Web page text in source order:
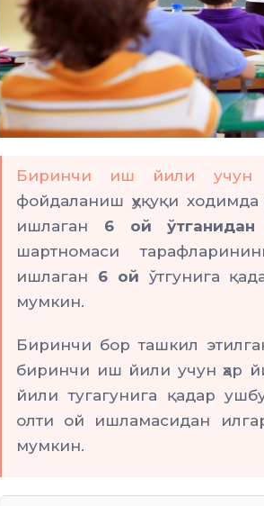
Биринчи иш йили учун
фойдаланиш ҳуқуқи
ишлаган 6 ой
шартномаси
ишлаган 6 ой ўтгунига
мумкин.
Биринчи бор ташкил
биринчи иш йили учун ҳар
йили тугагунига қадар
олти ой ишламасидан
мумкин.